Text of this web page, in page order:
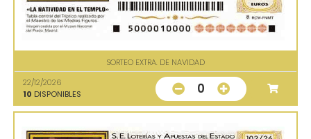
SORTEO EXTRA. DE NAVIDAD
22/12/2026
10 DISPONIBLES 0